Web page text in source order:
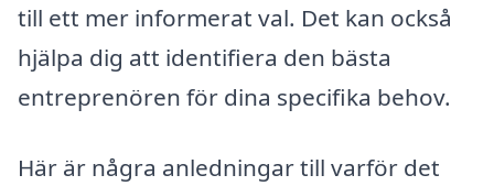
till ett mer informerat val. Det kan också
hjälpa dig att identifiera den bästa
entreprenören för dina specifika behov.
Här är några anledningar till varför det